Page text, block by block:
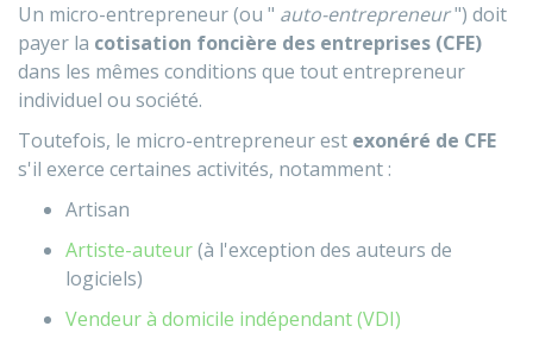
Un micro-entrepreneur (ou " auto-entrepreneur") doit
payer la cotisation foncière des entreprises (CFE)
dans les mêmes conditions que tout entrepreneur
individuel ou société.
Toutefois, le micro-entrepreneur est exonéré de CFE
s'il exerce certaines activités, notamment :
Artisan
Artiste-auteur(à l'exception des auteurs de
logiciels)
Vendeur à domicile indépendant (VDI)